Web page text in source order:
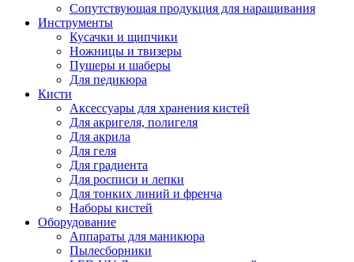
Сопутствующая продукция для наращивания
Инструменты
Кусачки и щипчики
Ножницы и твизеры
Пушеры и шаберы
Для педикюра
Кисти
Аксессуары для хранения кистей
Для акригеля, полигеля
Для акрила
Для геля
Для градиента
Для росписи и лепки
Для тонких линий и френча
Наборы кистей
Оборудование
Аппараты для маникюра
Пылесборники